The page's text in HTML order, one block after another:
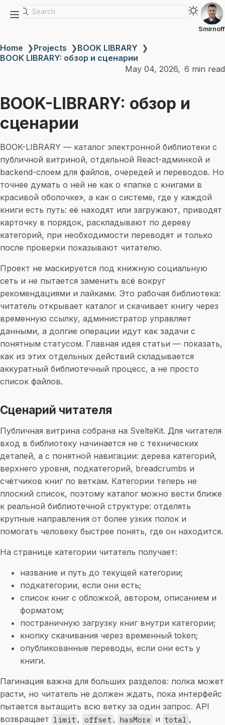
Smirnoff
Search
Home ❯Projects ❯BOOK LIBRARY ❯
BOOK LIBRARY: обзор и сценарии
May 04, 2026
6 min read
BOOK-LIBRARY: обзор и
сценарии
BOOK-LIBRARY — каталог электронной библиотеки с
публичной витриной, отдельной React-админкой и
backend-слоем для файлов, очередей и переводов. Но
точнее думать о ней не как о «папке с книгами в
красивой оболочке», а как о системе, где у каждой
книги есть путь: её находят или загружают, приводят
карточку в порядок, раскладывают по дереву
категорий, при необходимости переводят и только
после проверки показывают читателю.
Проект не маскируется под книжную социальную
сеть и не пытается заменить всё вокруг
рекомендациями и лайками. Это рабочая библиотека:
читатель открывает каталог и скачивает книгу через
временную ссылку, администратор управляет
данными, а долгие операции идут как задачи с
понятным статусом. Главная идея статьи — показать,
как из этих отдельных действий складывается
аккуратный библиотечный процесс, а не просто
список файлов.
Сценарий читателя
Публичная витрина собрана на SvelteKit. Для читателя
вход в библиотеку начинается не с технических
деталей, а с понятной навигации: дерева категорий,
верхнего уровня, подкатегорий, breadcrumbs и
счётчиков книг по веткам. Категории теперь не
плоский список, поэтому каталог можно вести ближе
к реальной библиотечной структуре: отделять
крупные направления от более узких полок и
помогать человеку быстрее понять, где он находится.
На странице категории читатель получает:
название и путь до текущей категории;
подкатегории, если они есть;
список книг с обложкой, автором, описанием и
форматом;
постраничную загрузку книг внутри категории;
кнопку скачивания через временный token;
опубликованные переводы, если они есть у
книги.
Пагинация важна для больших разделов: полка может
расти, но читатель не должен ждать, пока интерфейс
пытается вытащить всю ветку за один запрос. API
возвращает limit , offset , hasMore и total ,